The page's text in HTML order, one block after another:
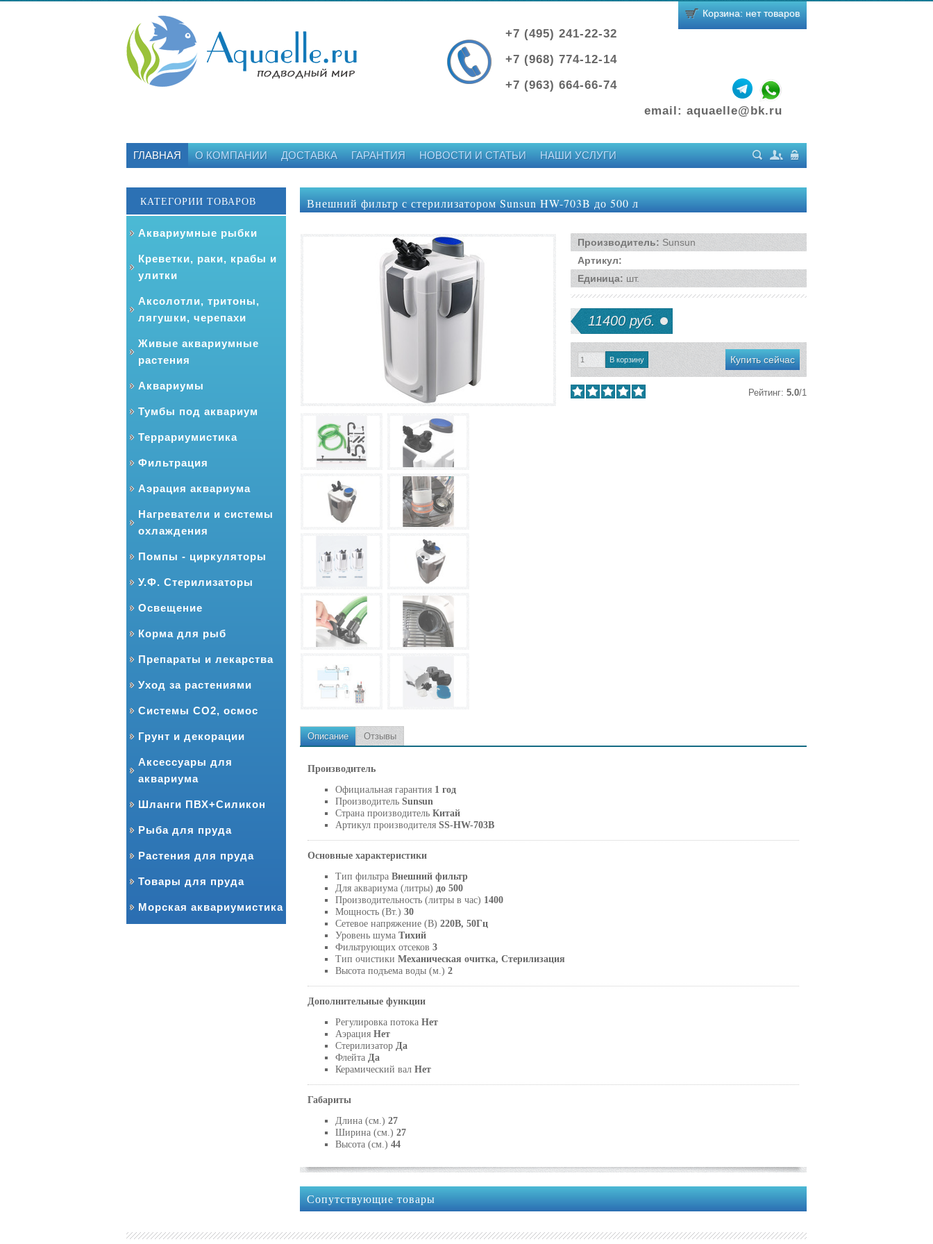
+7 (495) 241-22-32
+7 (968) 774-12-14
+7 (963) 664-66-74
email: aquaelle@bk.ru
Корзина: нет товаров
ГЛАВНАЯ О КОМПАНИИ ДОСТАВКА ГАРАНТИЯ НОВОСТИ И СТАТЬИ НАШИ УСЛУГИ Поиск Регистрация
КАТЕГОРИИ ТОВАРОВ
Аквариумные рыбки
Креветки, раки, крабы и
улитки
Аксолотли, тритоны,
лягушки, черепахи
Живые аквариумные
растения
Аквариумы
Тумбы под аквариум
Террариумистика
Фильтрация
Аэрация аквариума
Нагреватели и системы
охлаждения
Помпы - циркуляторы
У.Ф. Стерилизаторы
Освещение
Корма для рыб
Препараты и лекарства
Уход за растениями
Системы CO2, осмос
Грунт и декорации
Аксессуары для
аквариума
Шланги ПВХ+Силикон
Рыба для пруда
Растения для пруда
Товары для пруда
Морская аквариумистика
Внешний фильтр с стерилизатором Sunsun HW-703B до 500 л
Производитель: Sunsun
Артикул:
Единица: шт.
11400 руб.
Купить сейчас
Рейтинг: 5.0/1
Описание Отзывы
Производитель
Официальная гарантия 1 год
Производитель Sunsun
Страна производитель Китай
Артикул производителя SS-HW-703B
Основные характеристики
Тип фильтра Внешний фильтр
Для аквариума (литры) до 500
Производительность (литры в час) 1400
Мощность (Вт.) 30
Сетевое напряжение (В) 220В, 50Гц
Уровень шума Тихий
Фильтрующих отсеков 3
Тип очистики Механическая очитка, Стерилизация
Высота подъема воды (м.) 2
Дополнительные функции
Регулировка потока Нет
Аэрация Нет
Стерилизатор Да
Флейта Да
Керамический вал Нет
Габариты
Длина (см.) 27
Ширина (см.) 27
Высота (см.) 44
Сопутствующие товары